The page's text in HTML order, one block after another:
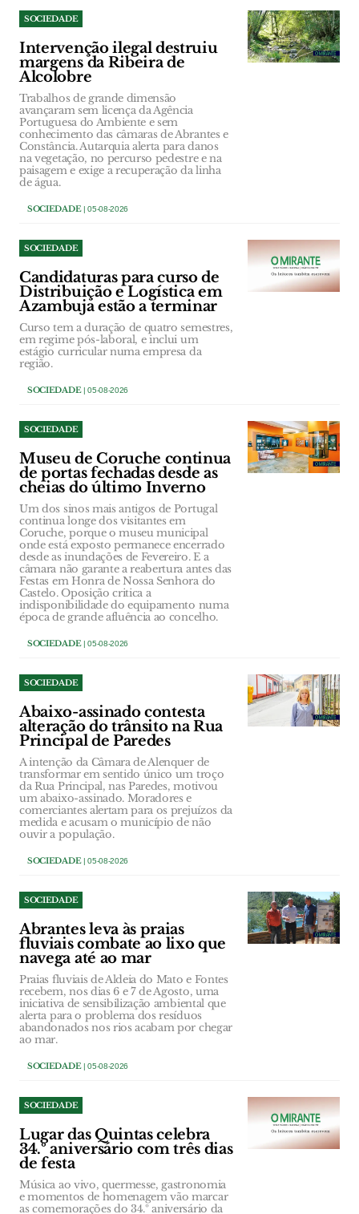
SOCIEDADE
Intervenção ilegal destruiu
margens da Ribeira de
Alcolobre
Trabalhos de grande dimensão
avançaram sem licença da Agência
Portuguesa do Ambiente e sem
conhecimento das câmaras de Abrantes e
Constância. Autarquia alerta para danos
na vegetação, no percurso pedestre e na
paisagem e exige a recuperação da linha
de água.
SOCIEDADE| 05-08-2026
SOCIEDADE
Candidaturas para curso de
Distribuição e Logística em
Azambuja estão a terminar
Curso tem a duração de quatro semestres,
em regime pós-laboral, e inclui um
estágio curricular numa empresa da
região.
SOCIEDADE| 05-08-2026
SOCIEDADE
Museu de Coruche continua
de portas fechadas desde as
cheias do último Inverno
Um dos sinos mais antigos de Portugal
continua longe dos visitantes em
Coruche, porque o museu municipal
onde está exposto permanece encerrado
desde as inundações de Fevereiro. E a
câmara não garante a reabertura antes das
Festas em Honra de Nossa Senhora do
Castelo. Oposição critica a
indisponibilidade do equipamento numa
época de grande afluência ao concelho.
SOCIEDADE| 05-08-2026
SOCIEDADE
Abaixo-assinado contesta
alteração do trânsito na Rua
Principal de Paredes
A intenção da Câmara de Alenquer de
transformar em sentido único um troço
da Rua Principal, nas Paredes, motivou
um abaixo-assinado. Moradores e
comerciantes alertam para os prejuízos da
medida e acusam o município de não
ouvir a população.
SOCIEDADE| 05-08-2026
SOCIEDADE
Abrantes leva às praias
fluviais combate ao lixo que
navega até ao mar
Praias fluviais de Aldeia do Mato e Fontes
recebem, nos dias 6 e 7 de Agosto, uma
iniciativa de sensibilização ambiental que
alerta para o problema dos resíduos
abandonados nos rios acabam por chegar
ao mar.
SOCIEDADE| 05-08-2026
SOCIEDADE
Lugar das Quintas celebra
34.º aniversário com três dias
de festa
Música ao vivo, quermesse, gastronomia
e momentos de homenagem vão marcar
as comemorações do 34.º aniversário da